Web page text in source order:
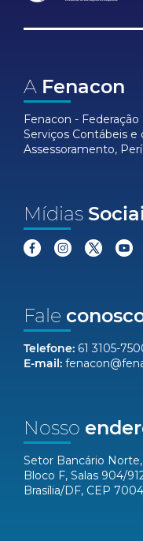
A Fenacon
Fenacon -
Serviços Contábeis e
Assessoramento,
Mídias
Fale
Telefone: 61 3105-
E-mail:
Nosso
Setor Bancário
Bloco F, Salas 904/
Brasília/DF, CEP